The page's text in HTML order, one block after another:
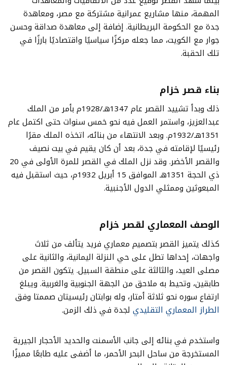
المهمة، منها مشاريع عمرانية مشتركة مع مصر، ومعاهدة
جدة مع الحكومة البريطانية. إضافة إلى معاهدة صداقة وحسن
جوار مع الكويت، مما جعله مركزًا سياسيًا واقتصاديًا بارزًا في
تلك الحقبة.
بناء قصر خزام
ذلك وبدأ تشييد القصر عام 1347هـ/1928م بأمر من الملك
عبدالعزيز، واستمر العمل فيه نحو خمس سنوات حتى اكتمل عام
1351هـ/1932م. وبعد الانتهاء من بنائه، اتخذه الملك مقرًا
رئيسيًا لإقامته في جدة، بعد أن كان يقيم في بيت نصيف
والقصر الأخضر. وقد نزل الملك في القصر للمرة الأولى في 20
ذي الحجة 1351هـ الموافق 15 أبريل 1932م، حيث استقبل فيه
المبعوثين وممثلي الدول الأجنبية.
الوصف المعماري لقصر خزام
كذلك يتميز القصر بتصميم معماري فريد يتألف من ثلاث
واجهات، إحداها تطل على حي النزلة اليمانية، والثانية على
مصلى العيد، والثالثة على منطقة السبيل. يتكون القصر من
طابقين، وتحيط به ملاحق من الجهة الجنوبية والغربية. ويبلغ
ارتفاع سوره نحو ثلاثة أمتار، وله بوابتان رئيسيتان صممتا وفق
الطراز المعماري التقليدي لجدة في ذلك الزمن.
واستخدم في بنائه إلى جانب الأسمنت والحديد الأحجار الجيرية
المستخرجة من ساحل البحر الأحمر، ما أضفى عليه طابعًا مميزًا